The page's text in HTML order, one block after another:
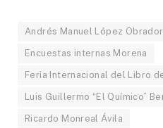
Andrés Manuel López Obrador
Encuestas internas Morena
Feria Internacional del Libro
Luis Guillermo “El Químico”
Ricardo Monreal Ávila